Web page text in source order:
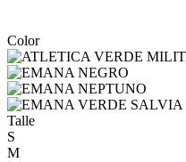
Color
Talle
S
M